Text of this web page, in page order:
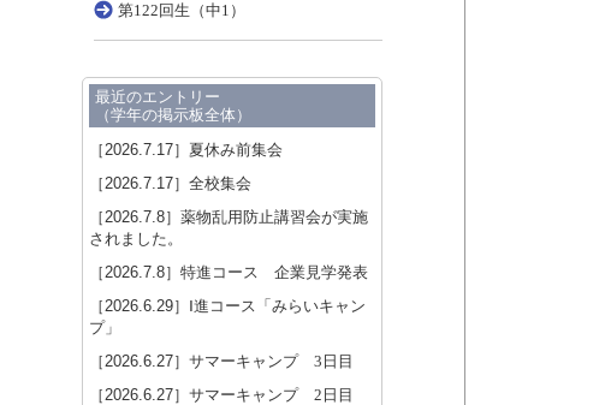
第122回生（中1）
最近のエントリー
（学年の掲示板全体）
［2026.7.17］ 夏休み前集会
［2026.7.17］ 全校集会
［2026.7.8］ 薬物乱用防止講習会が実施
されました。
［2026.7.8］ 特進コース 企業見学発表
［2026.6.29］ Ⅰ進コース「みらいキャン
プ」
［2026.6.27］ サマーキャンプ 3日目
［2026.6.27］ サマーキャンプ 2日目